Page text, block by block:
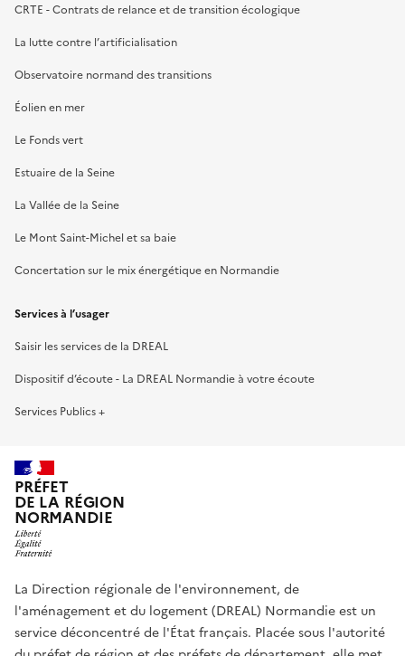
CRTE - Contrats de relance et de transition écologique
La lutte contre l’artificialisation
Observatoire normand des transitions
Éolien en mer
Le Fonds vert
Estuaire de la Seine
La Vallée de la Seine
Le Mont Saint-Michel et sa baie
Concertation sur le mix énergétique en Normandie
Services à l’usager
Saisir les services de la DREAL
Dispositif d’écoute - La DREAL Normandie à votre écoute
Services Publics +
PRÉFET
DE LA RÉGION
NORMANDIE
La Direction régionale de l'environnement, de
l'aménagement et du logement (DREAL) Normandie est un
service déconcentré de l'État français. Placée sous l'autorité